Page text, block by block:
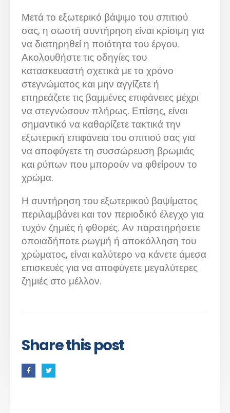
Μετά το εξωτερικό βάψιμο του σπιτιού
σας, η σωστή συντήρηση είναι κρίσιμη για
να διατηρηθεί η ποιότητα του έργου.
Ακολουθήστε τις οδηγίες του
κατασκευαστή σχετικά με το χρόνο
στεγνώματος και μην αγγίζετε ή
επηρεάζετε τις βαμμένες επιφάνειες μέχρι
να στεγνώσουν πλήρως. Επίσης, είναι
σημαντικό να καθαρίζετε τακτικά την
εξωτερική επιφάνεια του σπιτιού σας για
να αποφύγετε τη συσσώρευση βρωμιάς
και ρύπων που μπορούν να φθείρουν το
χρώμα.
Η συντήρηση του εξωτερικού βαψίματος
περιλαμβάνει και τον περιοδικό έλεγχο για
τυχόν ζημιές ή φθορές. Αν παρατηρήσετε
οποιαδήποτε ρωγμή ή αποκόλληση του
χρώματος, είναι καλύτερο να κάνετε άμεσα
επισκευές για να αποφύγετε μεγαλύτερες
ζημιές στο μέλλον.
Share this post